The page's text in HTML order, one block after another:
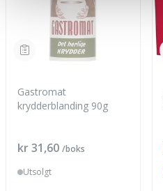
Gastromat
krydderblanding 90g
Pris
kr 31,60 /boks
Utsolgt